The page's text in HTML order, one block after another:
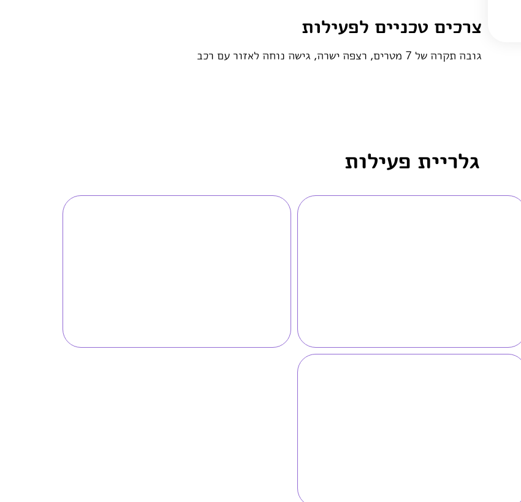
צרכים טכניים לפעילות
גובה תקרה של 7 מטרים, רצפה ישרה, גישה נוחה לאזור עם רכב
גלריית פעילות